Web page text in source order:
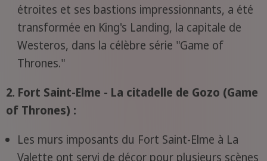
étroites et ses bastions impressionnants, a été
transformée en King's Landing, la capitale de
Westeros, dans la célèbre série "Game of
Thrones."
2. Fort Saint-Elme - La citadelle de Gozo (Game
of Thrones) :
Les murs imposants du Fort Saint-Elme à La
Valette ont servi de décor pour plusieurs scènes